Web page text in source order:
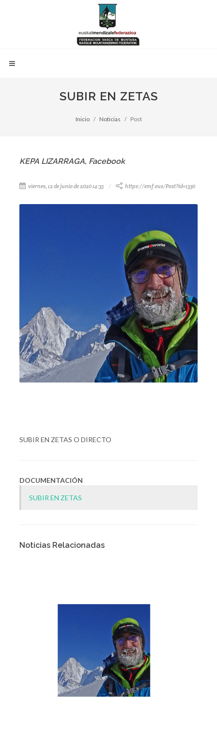
SUBIR EN ZETAS
Inicio Noticias Post
KEPA LIZARRAGA, Facebook
viernes, 12 de junio de 2020 14:35 https://emf.eus/Post?id=1330
SUBIR EN ZETAS O DIRECTO
DOCUMENTACIÓN
SUBIR EN ZETAS
Noticias Relacionadas